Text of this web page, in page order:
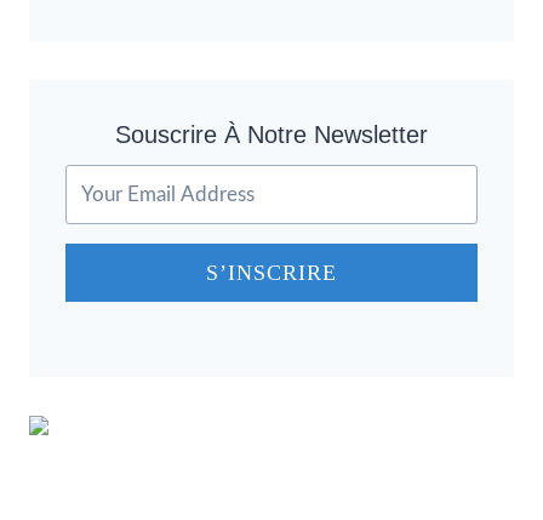
Souscrire À Notre Newsletter
S’INSCRIRE